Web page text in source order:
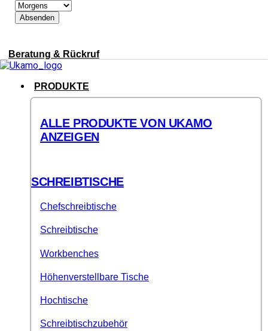
Absenden
Beratung & Rückruf
PRODUKTE
ALLE PRODUKTE VON UKAMO
ANZEIGEN
SCHREIBTISCHE
Chefschreibtische
Schreibtische
Workbenches
Höhenverstellbare Tische
Hochtische
Schreibtischzubehör